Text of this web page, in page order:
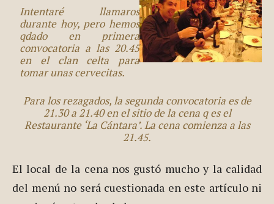
Intentaré llamaros
durante hoy, pero hemos
qdado en primera
convocatoria a las 20.45
en el clan celta para
tomar unas cervecitas.
Para los rezagados, la segunda convocatoria es de
21.30 a 21.40 en el sitio de la cena q es el
Restaurante ‘La Cántara’. La cena comienza a las
21.45.
El local de la cena nos gustó mucho y la calidad
del menú no será cuestionada en este artículo ni